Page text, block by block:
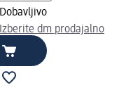
Dobavljivo
Izberite dm prodajalno